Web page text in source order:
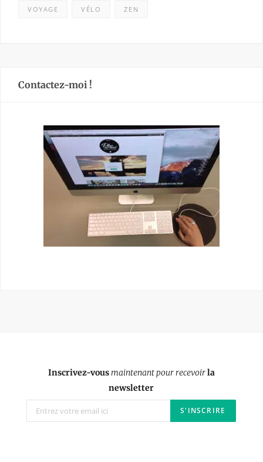
VOYAGE VÉLO ZEN
Contactez-moi !
Inscrivez-vousmaintenant pour recevoirla
newsletter